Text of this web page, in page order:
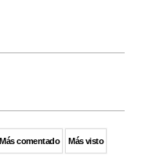
Más comentado Más visto